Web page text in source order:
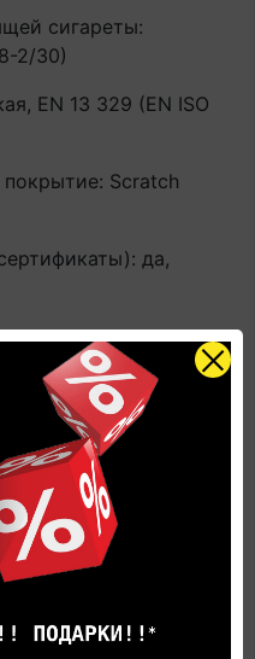
сигареты:
2/30)
EN 13 329 (EN ISO
Scratch
да,
роликовых кресел:
испытаниях,
ножек мебели и
при
0, EN 424
химических
2, группа 1+2 - ">5",
EN 438-2,16 - L76-